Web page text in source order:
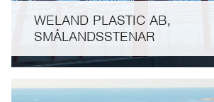
WELAND PLASTIC AB,
SMÅLANDSSTENAR